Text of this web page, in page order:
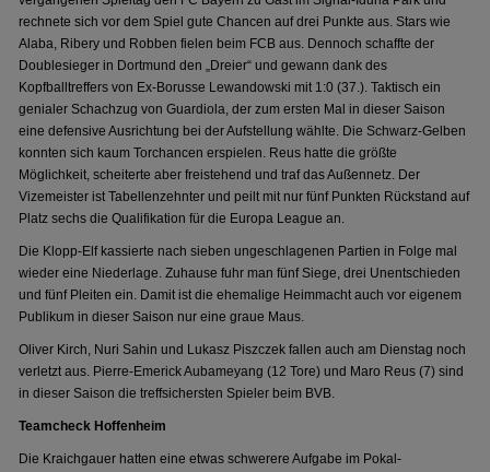
rechnete sich vor dem Spiel gute Chancen auf drei Punkte aus. Stars wie
Alaba, Ribery und Robben fielen beim FCB aus. Dennoch schaffte der
Doublesieger in Dortmund den „Dreier“ und gewann dank des
Kopfballtreffers von Ex-Borusse Lewandowski mit 1:0 (37.). Taktisch ein
genialer Schachzug von Guardiola, der zum ersten Mal in dieser Saison
eine defensive Ausrichtung bei der Aufstellung wählte. Die Schwarz-Gelben
konnten sich kaum Torchancen erspielen. Reus hatte die größte
Möglichkeit, scheiterte aber freistehend und traf das Außennetz. Der
Vizemeister ist Tabellenzehnter und peilt mit nur fünf Punkten Rückstand auf
Platz sechs die Qualifikation für die Europa League an.
Die Klopp-Elf kassierte nach sieben ungeschlagenen Partien in Folge mal
wieder eine Niederlage. Zuhause fuhr man fünf Siege, drei Unentschieden
und fünf Pleiten ein. Damit ist die ehemalige Heimmacht auch vor eigenem
Publikum in dieser Saison nur eine graue Maus.
Oliver Kirch, Nuri Sahin und Lukasz Piszczek fallen auch am Dienstag noch
verletzt aus. Pierre-Emerick Aubameyang (12 Tore) und Maro Reus (7) sind
in dieser Saison die treffsichersten Spieler beim BVB.
Teamcheck Hoffenheim
Die Kraichgauer hatten eine etwas schwerere Aufgabe im Pokal-